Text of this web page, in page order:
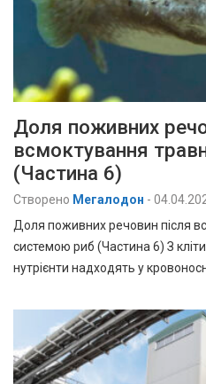
Доля поживних
всмоктування
(Частина 6)
Створено Мегалодон -
Доля поживних речовин після
системою риб (Частина 6) З
нутрієнти надходять у